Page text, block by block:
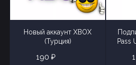
Новый аккаунт XBOX
(Турция)
190 ₽
Pass